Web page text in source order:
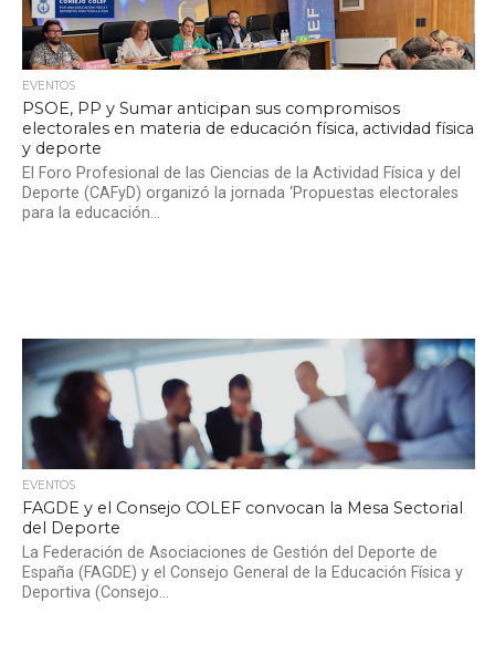
EVENTOS
PSOE, PP y Sumar anticipan sus compromisos
electorales en materia de educación física, actividad física
y deporte
El Foro Profesional de las Ciencias de la Actividad Física y del
Deporte (CAFyD) organizó la jornada ‘Propuestas electorales
para la educación...
EVENTOS
FAGDE y el Consejo COLEF convocan la Mesa Sectorial
del Deporte
La Federación de Asociaciones de Gestión del Deporte de
España (FAGDE) y el Consejo General de la Educación Física y
Deportiva (Consejo...